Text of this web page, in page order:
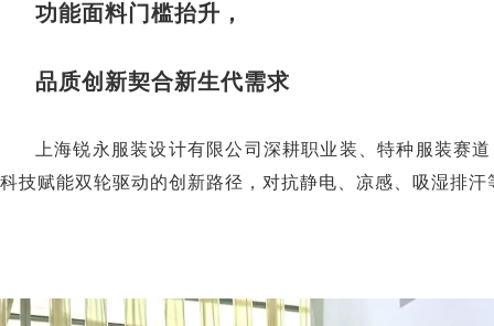
功能面料门槛抬升，
品质创新契合新生代需求
上海锐永服装设计有限公司深耕职业装、特种服装赛
科技赋能双轮驱动的创新路径，对抗静电、凉感、吸湿排